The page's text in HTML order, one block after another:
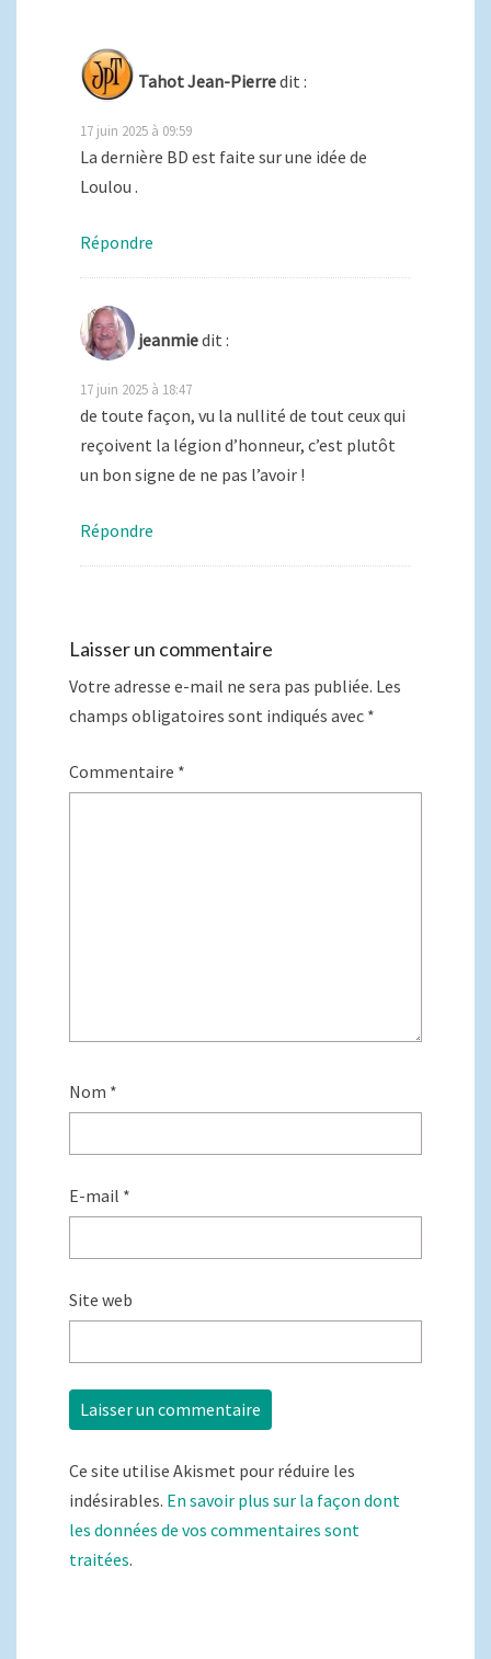
Tahot Jean-Pierredit :
17 juin 2025 à 09:59
La dernière BD est faite sur une idée de
Loulou .
Répondre
jeanmiedit :
17 juin 2025 à 18:47
de toute façon, vu la nullité de tout ceux qui
reçoivent la légion d’honneur, c’est plutôt
un bon signe de ne pas l’avoir !
Répondre
Laisser un commentaire
Votre adresse e-mail ne sera pas publiée. Les
champs obligatoires sont indiqués avec *
Commentaire *
Nom *
E-mail *
Site web
Ce site utilise Akismet pour réduire les
indésirables. En savoir plus sur la façon dont
les données de vos commentaires sont
traitées.